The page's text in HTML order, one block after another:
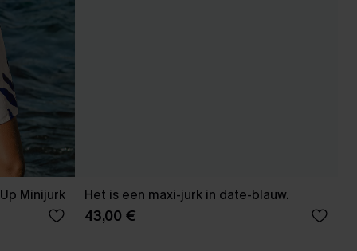
Minijurk Het is een maxi-jurk in date-blauw.
43,00 €